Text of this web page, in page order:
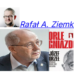
Rafał A.